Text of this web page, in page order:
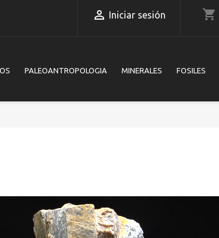
 Iniciar sesión shopping_cart
PALEOANTROPOLOGIA MINERALES FOSILES